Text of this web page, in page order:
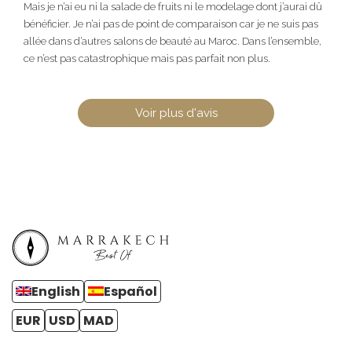
Mais je n’ai eu ni la salade de fruits ni le modelage dont j’aurai dû
bénéficier. Je n’ai pas de point de comparaison car je ne suis pas
allée dans d’autres salons de beauté au Maroc. Dans l’ensemble,
ce n’est pas catastrophique mais pas parfait non plus.
Voir plus d'avis
English
Español
EUR USD MAD